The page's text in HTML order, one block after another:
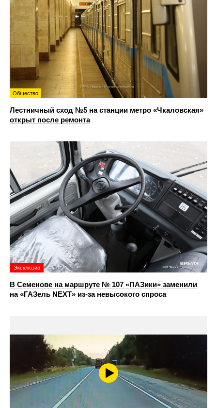
Общество
Лестничный сход №5 на станции метро «Чкаловская»
открыт после ремонта
Эксклюзив
В Семенове на маршруте № 107 «ПАЗики» заменили
на «ГАЗель NEXT» из‑за невысокого спроса